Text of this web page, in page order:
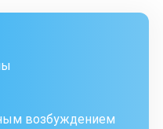
возбуждением